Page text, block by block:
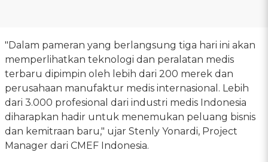
"Dalam pameran yang berlangsung tiga hari ini akan
memperlihatkan teknologi dan peralatan medis
terbaru dipimpin oleh lebih dari 200 merek dan
perusahaan manufaktur medis internasional. Lebih
dari 3.000 profesional dari industri medis Indonesia
diharapkan hadir untuk menemukan peluang bisnis
dan kemitraan baru," ujar Stenly Yonardi, Project
Manager dari CMEF Indonesia.